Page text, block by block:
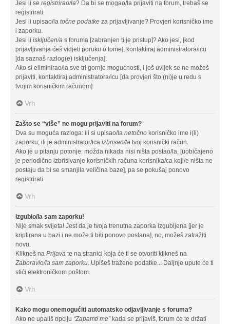
Jesi li se registrirao/la? Da bi se mogao/la prijaviti na forum, trebaš se
registrirati.
Jesi li upisao/la točne podatke za prijavljivanje? Provjeri korisničko ime
i zaporku.
Jesi li isključen/a s foruma [zabranjen ti je pristup]? Ako jesi, [kod
prijavljivanja ćeš vidjeti poruku o tome], kontaktiraj administratora/icu
[da saznaš razlog(e) isključenja].
Ako si eliminirao/la sve tri gornje mogućnosti, i još uvijek se ne možeš
prijaviti, kontaktiraj administratora/icu [da provjeri što (ni)je u redu s
tvojim korisničkim računom].
Vrh
Zašto se “više” ne mogu prijaviti na forum?
Dva su moguća razloga: ili si upisao/la netočno korisničko ime i(li)
zaporku; ili je administrator/ica izbrisao/la tvoj korisnički račun.
Ako je u pitanju potonje: možda nikada nisi ništa postao/la, [uobičajeno
je periodično izbrisivanje korisničkih računa korisnika/ca koji/e ništa ne
postaju da bi se smanjila veličina baze], pa se pokušaj ponovo
registrirati.
Vrh
Izgubio/la sam zaporku!
Nije smak svijeta! Jest da je tvoja trenutna zaporka izgubljena [jer je
kriptirana u bazi i ne može ti biti ponovo poslana], no, možeš zatražiti
novu.
Klikneš na Prijava te na stranici koja će ti se otvoriti klikneš na
Zaboravio/la sam zaporku. Upišeš tražene podatke... Daljnje upute će ti
stići elektroničkom poštom.
Vrh
Kako mogu onemogućiti automatsko odjavljivanje s foruma?
Ako ne upališ opciju “Zapamti me”kada se prijaviš, forum će te držati